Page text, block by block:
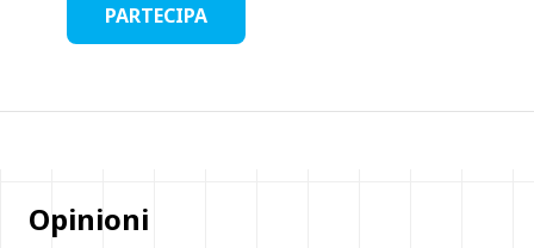
PARTECIPA
Opinioni